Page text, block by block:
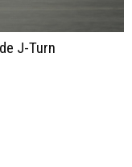
J-Turn